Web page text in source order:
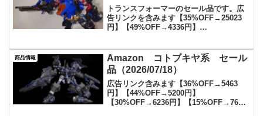
トランスフォーマーのセール品です。広
告リンクを含みます【35%OFF→25023
円】【49%OFF→4336円】
【12%OFF→21294円】【定価1100円
→463円】【定価748...
商品情報
Amazon コトブキヤ系 セール
品（2026/07/18）
広告リンク含みます【36%OFF→5463
円】【44%OFF→5200円】
【30%OFF→6236円】【15%OFF→7650